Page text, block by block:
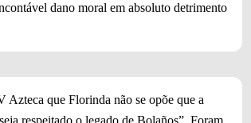
dano moral em absoluto detrimento
Azteca que Florinda não se opõe que a